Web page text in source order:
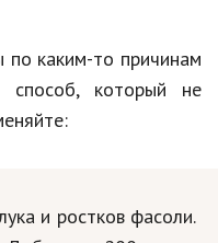
каким-то причинам
способ, который не
и ростков фасоли.